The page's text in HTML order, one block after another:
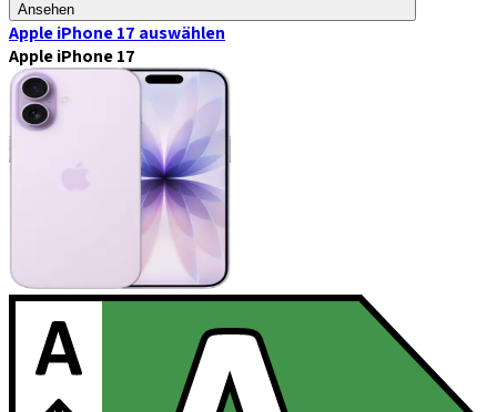
Ansehen
Apple iPhone 17 auswählen
Apple iPhone 17